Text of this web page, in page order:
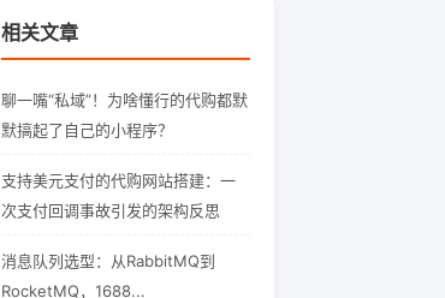
相关文章
聊一嘴“私域”！为啥懂行的代购都默
默搞起了自己的小程序？
支持美元支付的代购网站搭建：一
次支付回调事故引发的架构反思
消息队列选型：从RabbitMQ到
RocketMQ，1688...